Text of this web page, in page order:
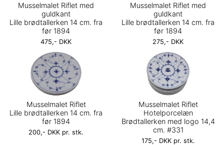
Musselmalet Riflet med
guldkant
Lille brødtallerken 14 cm. fra
før 1894
475,- DKK
Musselmalet Riflet med
guldkant
Lille brødtallerken 14 cm. fra
før 1894
275,- DKK
Musselmalet Riflet
Lille brødtallerken 14 cm. fra
før 1894
200,- DKK pr. stk.
Musselmalet Riflet
Hotelporcelæn
Brødtallerken med logo 14,4
cm. #331
175,- DKK pr. stk.